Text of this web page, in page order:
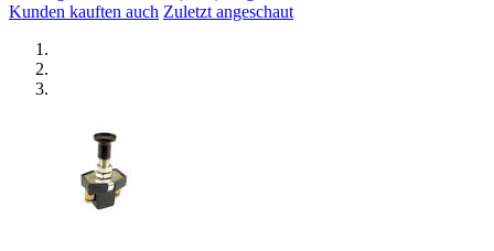
Kunden kauften auch Zuletzt angeschaut